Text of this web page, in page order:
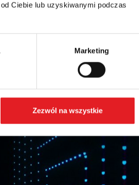
Ciebie lub uzyskiwanymi podczas
Marketing
Zezwól na wszystkie